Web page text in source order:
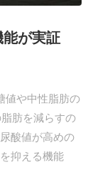
能が実証
値や中性脂肪の
肪を減らすの
酸値が高めの
抑える機能